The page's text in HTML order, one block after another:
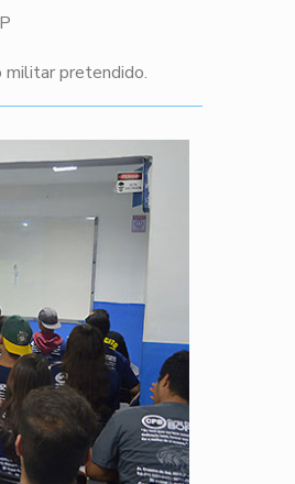
militar pretendido.